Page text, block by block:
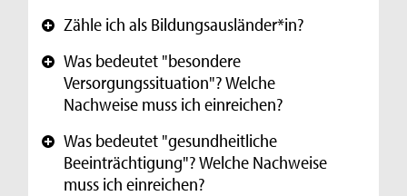
+ Zähle ich als Bildungsausländer*in?
+ Was bedeutet "besondere
Versorgungssituation"? Welche
Nachweise muss ich einreichen?
+ Was bedeutet "gesundheitliche
Beeinträchtigung"? Welche Nachweise
muss ich einreichen?